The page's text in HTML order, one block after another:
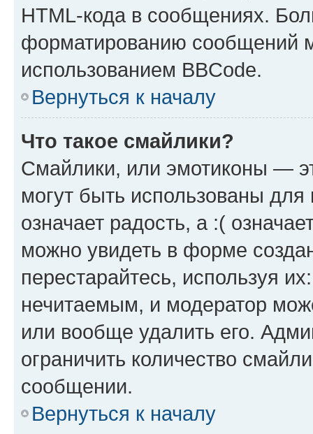
HTML-кода в сообщениях.
форматированию сообщений
использованием BBCode.
Вернуться к началу
Что такое смайлики?
Смайлики, или эмотиконы —
могут быть использованы
означает радость, а :(
можно увидеть в форме
перестарайтесь, используя
нечитаемым, и модератор
или вообще удалить его.
ограничить количество
сообщении.
Вернуться к началу